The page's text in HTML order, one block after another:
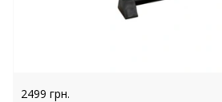
2499 грн.